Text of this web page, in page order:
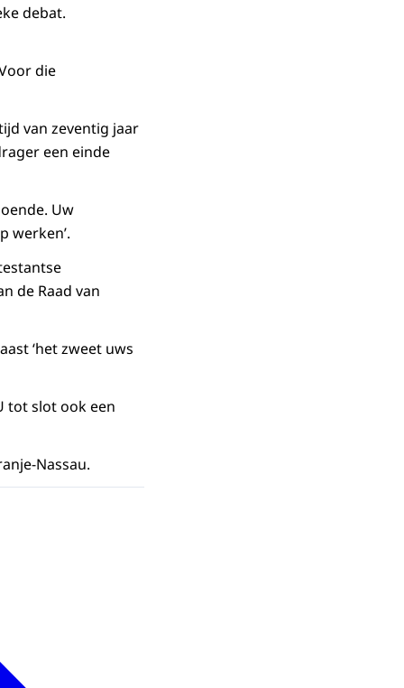
debat.
die
van zeventig jaar
een einde
Uw
werken’.
de Raad van
‘het zweet uws
tot slot ook een
Nassau.